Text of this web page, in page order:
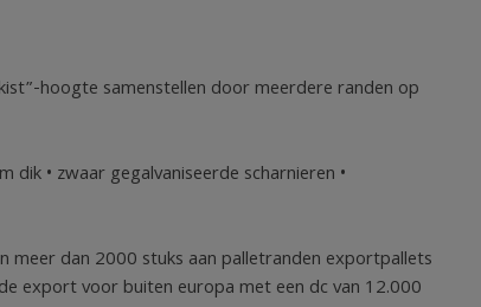
hoogte samenstellen door meerdere randen op
• zwaar gegalvaniseerde scharnieren •
meer dan 2000 stuks aan palletranden exportpallets
export voor buiten europa met een dc van 12.000